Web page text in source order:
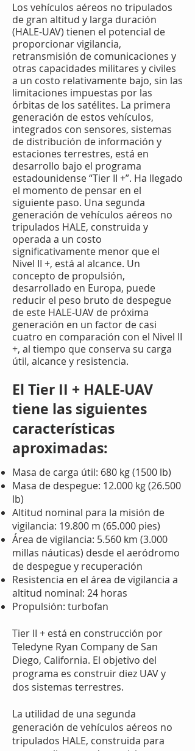
Los vehículos aéreos no tripulados
de gran altitud y larga duración
(HALE-UAV) tienen el potencial de
proporcionar vigilancia,
retransmisión de comunicaciones y
otras capacidades militares y civiles
a un costo relativamente bajo, sin las
limitaciones impuestas por las
órbitas de los satélites. La primera
generación de estos vehículos,
integrados con sensores, sistemas
de distribución de información y
estaciones terrestres, está en
desarrollo bajo el programa
estadounidense “Tier II +”. Ha llegado
el momento de pensar en el
siguiente paso. Una segunda
generación de vehículos aéreos no
tripulados HALE, construida y
operada a un costo
significativamente menor que el
Nivel II +, está al alcance. Un
concepto de propulsión,
desarrollado en Europa, puede
reducir el peso bruto de despegue
de este HALE-UAV de próxima
generación en un factor de casi
cuatro en comparación con el Nivel II
+, al tiempo que conserva su carga
útil, alcance y resistencia.
El Tier II + HALE-UAV
tiene las siguientes
características
aproximadas:
Masa de carga útil: 680 kg (1500 lb)
Masa de despegue: 12.000 kg (26.500
lb)
Altitud nominal para la misión de
vigilancia: 19.800 m (65.000 pies)
Área de vigilancia: 5.560 km (3.000
millas náuticas) desde el aeródromo
de despegue y recuperación
Resistencia en el área de vigilancia a
altitud nominal: 24 horas
Propulsión: turbofan
Tier II + está en construcción por
Teledyne Ryan Company de San
Diego, California. El objetivo del
programa es construir diez UAV y
dos sistemas terrestres.
La utilidad de una segunda
generación de vehículos aéreos no
tripulados HALE, construida para